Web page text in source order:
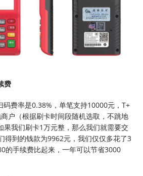
费
码费率是0.38%，单笔支持10000元，T+
户（根据刷卡时间段随机选取，不跳地
果我们刷卡1万元整，那么我们就需要交
得到的钱款为9962元，我们仅仅多花了3
的手续费比起来，一年可以节省3000